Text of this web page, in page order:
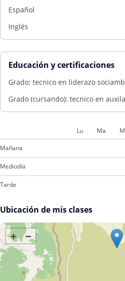
Español
Inglés
Educación y certificaciones
Grado: tecnico en liderazo
Grado (cursando): tecnico en
Lu Ma
Mañana
Mediodía
Tarde
Ubicación de mis clases
+ −